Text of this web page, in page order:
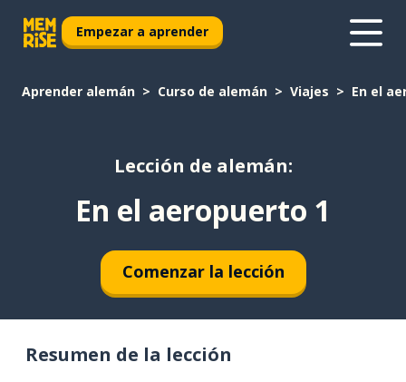
Empezar a aprender
Aprender alemán Curso de alemán Viajes En el
Lección de alemán:
En el aeropuerto 1
Comenzar la lección
Resumen de la lección